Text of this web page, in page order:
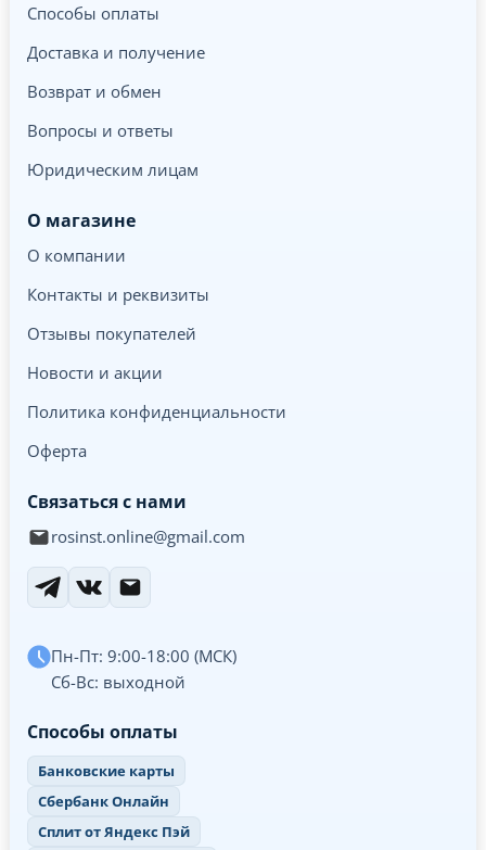
Способы оплаты
Доставка и получение
Возврат и обмен
Вопросы и ответы
Юридическим лицам
О магазине
О компании
Контакты и реквизиты
Отзывы покупателей
Новости и акции
Политика конфиденциальности
Оферта
Связаться с нами
rosinst.online@gmail.com
Пн-Пт: 9:00-18:00 (МСК)
Сб-Вс: выходной
Способы оплаты
Банковские карты
Сбербанк Онлайн
Сплит от Яндекс Пэй